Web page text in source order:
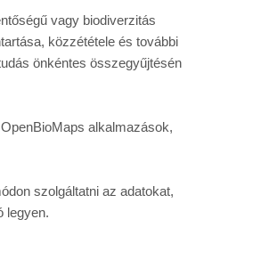
vagy biodiverzitás
közzététele és további
önkéntes összegyűjtésén
alkalmazások,
szolgáltatni az adatokat,
legyen.